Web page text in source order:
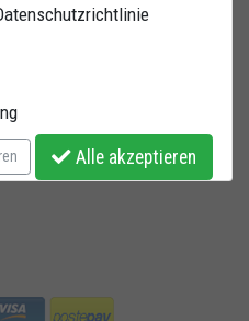
Mein Konto
Lieferadresse
Passwort ändern
Alle akzeptieren